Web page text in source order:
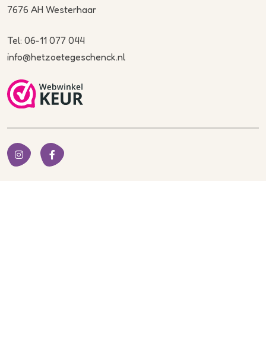
7676 AH Westerhaar
Tel: 06-11 077 044
info@hetzoetegeschenck.nl